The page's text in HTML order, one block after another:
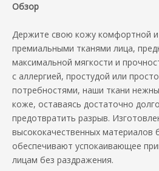
Обзор
Держите свою кожу комфортной
премиальными тканями лица,
максимальной мягкости и
с аллергией, простудой или
потребностями, наши ткани
коже, оставаясь достаточно
предотвратить разрыв.
высококачественных материалов
обеспечивают успокаивающее
лицам без раздражения.